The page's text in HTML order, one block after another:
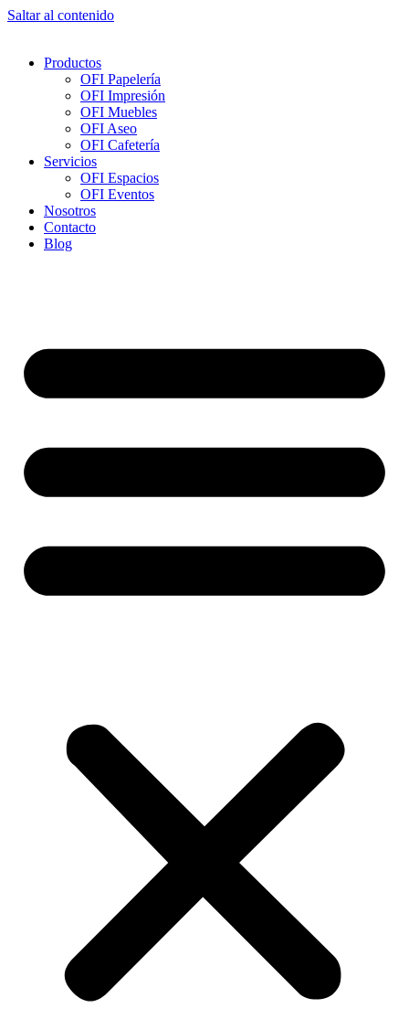
Saltar al contenido
Productos
OFI Papelería
OFI Impresión
OFI Muebles
OFI Aseo
OFI Cafetería
Servicios
OFI Espacios
OFI Eventos
Nosotros
Contacto
Blog